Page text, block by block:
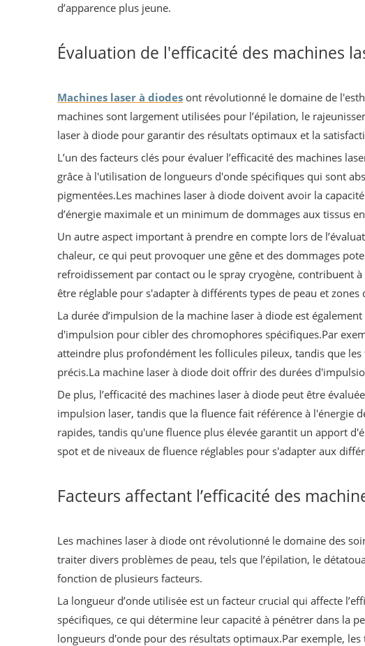
d’apparence plus jeune.
Évaluation de l'efficacité des machines
Machines laser à diodes ont révolutionné le domaine de
machines sont largement utilisées pour l’épilation, le
laser à diode pour garantir des résultats optimaux et la
L’un des facteurs clés pour évaluer l’efficacité des machines
grâce à l'utilisation de longueurs d'onde spécifiques qui sont
pigmentées.Les machines laser à diode doivent avoir la
d’énergie maximale et un minimum de dommages aux tissus
Un autre aspect important à prendre en compte lors de
chaleur, ce qui peut provoquer une gêne et des dommages
refroidissement par contact ou le spray cryogène, contribuent
être réglable pour s'adapter à différents types de peau et
La durée d’impulsion de la machine laser à diode est
d'impulsion pour cibler des chromophores spécifiques.Par
atteindre plus profondément les follicules pileux, tandis que
précis.La machine laser à diode doit offrir des durées
De plus, l’efficacité des machines laser à diode peut être
impulsion laser, tandis que la fluence fait référence à l'énergie
rapides, tandis qu'une fluence plus élevée garantit un apport
spot et de niveaux de fluence réglables pour s'adapter aux
Facteurs affectant l’efficacité des
Les machines laser à diode ont révolutionné le domaine des
traiter divers problèmes de peau, tels que l’épilation, le
fonction de plusieurs facteurs.
La longueur d’onde utilisée est un facteur crucial qui affecte
spécifiques, ce qui détermine leur capacité à pénétrer dans la
longueurs d'onde pour des résultats optimaux.Par exemple,